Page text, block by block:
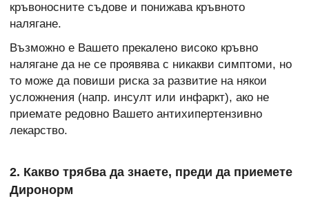
кръвоносните съдове и понижава кръвното
налягане.
Възможно е Вашето прекалено високо кръвно
налягане да не се проявява с никакви симптоми, но
то може да повиши риска за развитие на някои
усложнения (напр. инсулт или инфаркт), ако не
приемате редовно Вашето антихипертензивно
лекарство.
2. Какво трябва да знаете, преди да приемете
Диронорм